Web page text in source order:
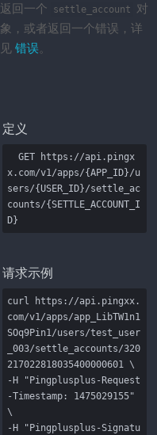
返回一个 settle_account
对
象，或者返回一个错误，详
见 错误 。
定义
x.com/v1/apps/{APP_ID}/u
sers/{USER_ID}/settle_ac
counts/{SETTLE_ACCOUNT_I
D}
请求示例
curl https://api.pingxx.
com/v1/apps/app_LibTW1n1
SOq9Pin1/users/test_user
_003/settle_accounts/320
217022818035400000601 \
-H "Pingplusplus-Request
-Timestamp: 1475029155"
\
-H "Pingplusplus-Signatu